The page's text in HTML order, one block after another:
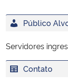
Secretaria-Geral
Gabinete de Segurança
Público
Servidores
Contato